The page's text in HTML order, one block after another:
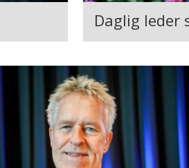
Daglig leder